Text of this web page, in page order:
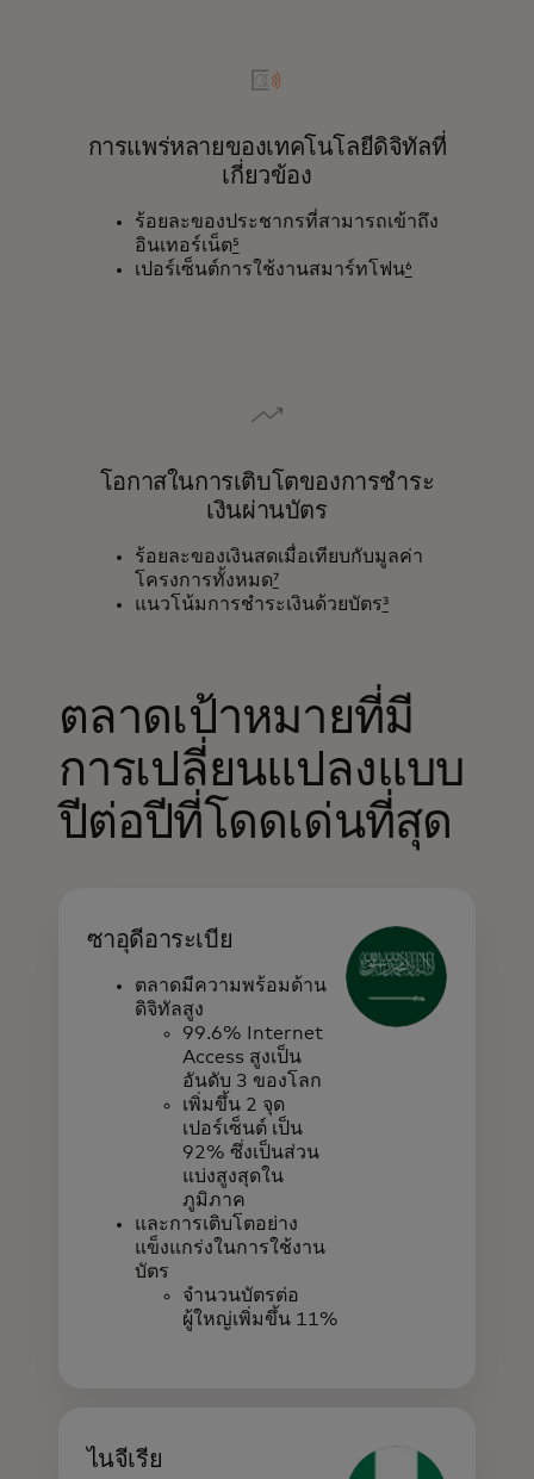
การแพร่หลายของเทคโนโลยีดิจิทัลที่
เกี่ยวข้อง
ร้อยละของประชากรที่สามารถเข้าถึง
อินเทอร์เน็ต⁵
เปอร์เซ็นต์การใช้งานสมาร์ทโฟน⁶
โอกาสในการเติบโตของการชำระ
เงินผ่านบัตร
ร้อยละของเงินสดเมื่อเทียบกับมูลค่า
โครงการทั้งหมด⁷
แนวโน้มการชำระเงินด้วยบัตร³
ตลาดเป้าหมายที่มี
การเปลี่ยนแปลงแบบ
ปีต่อปีที่โดดเด่นที่สุด
ซาอุดีอาระเบีย
ตลาดมีความพร้อมด้าน
ดิจิทัลสูง
99.6% Internet
Access สูงเป็น
อันดับ 3 ของโลก
เพิ่มขึ้น 2 จุด
เปอร์เซ็นต์ เป็น
92% ซึ่งเป็นส่วน
แบ่งสูงสุดใน
ภูมิภาค
และการเติบโตอย่าง
แข็งแกร่งในการใช้งาน
บัตร
จำนวนบัตรต่อ
ผู้ใหญ่เพิ่มขึ้น 11%
ไนจีเรีย